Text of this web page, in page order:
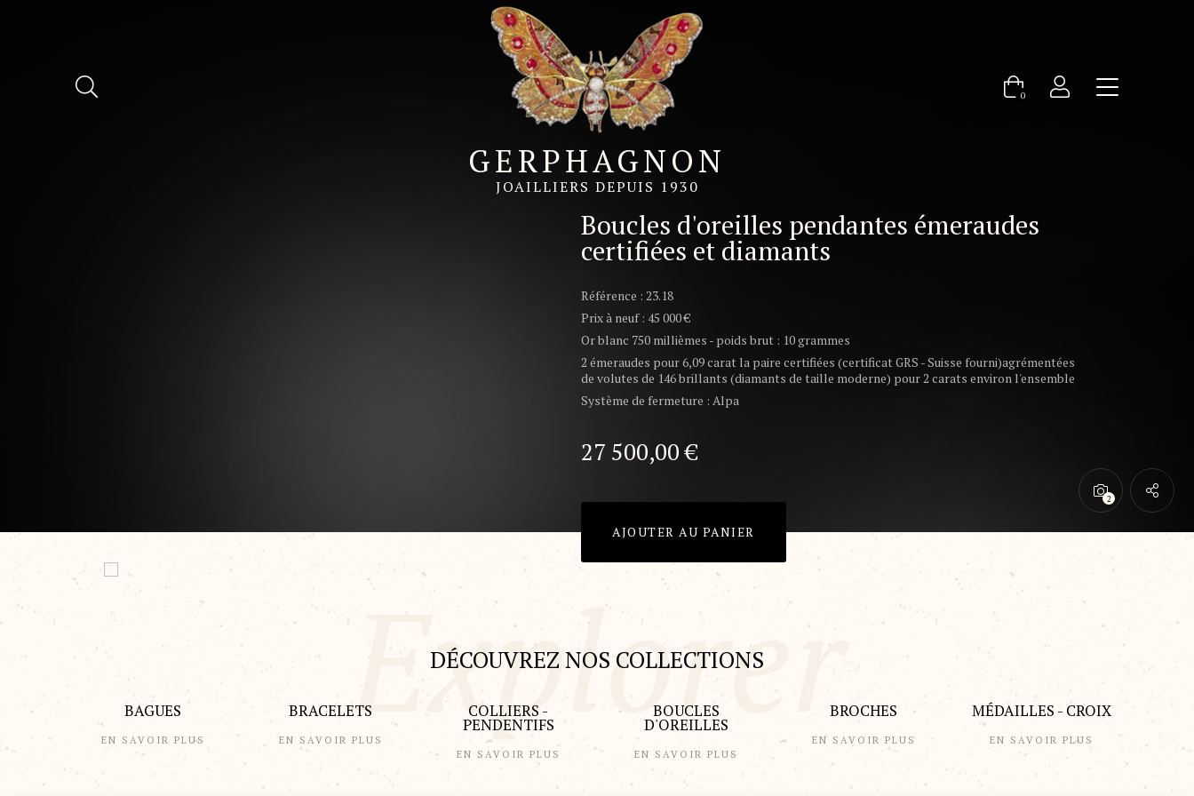
Bijoux ancien d'occasion : Boucles d'oreilles pendantes émeraudes certifiées et diamants
GERPHAGNON
JOAILLIERS DEPUIS 1930
0
Boucles d'oreilles pendantes émeraudes
certifiées et diamants
Référence : 23.18
Prix à neuf : 45 000 €
Or blanc 750 millièmes - poids brut : 10 grammes
2 émeraudes pour 6,09 carat la paire certifiées (certificat GRS - Suisse fourni)agrémentées
de volutes de 146 brillants (diamants de taille moderne) pour 2 carats environ l'ensemble
Système de fermeture : Alpa
27 500,00€
AJOUTER AU PANIER
DÉCOUVREZ NOS COLLECTIONS
BAGUES
EN SAVOIR PLUS
BRACELETS
EN SAVOIR PLUS
COLLIERS -
PENDENTIFS
EN SAVOIR PLUS
BOUCLES
D'OREILLES
EN SAVOIR PLUS
BROCHES
EN SAVOIR PLUS
MÉDAILLES - CROIX
EN SAVOIR PLUS